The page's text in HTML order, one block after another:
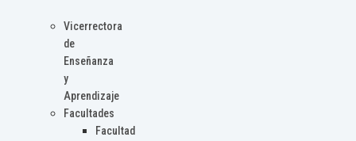
Vicerrectora
de
Enseñanza
y
Aprendizaje
Facultades
Facultad